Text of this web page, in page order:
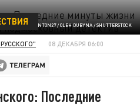
ФОТО: ANTON27 / OLEH DUBYNA / SHUTTERSTOCK
08 ДЕКАБРЯ 06:00
Последние